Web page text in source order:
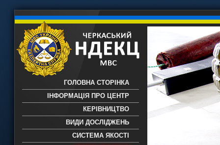
ГОЛОВНА СТОРІНКА
ІНФОРМАЦІЯ ПРО ЦЕНТР
КЕРІВНИЦТВО
ВИДИ ДОСЛІДЖЕНЬ
СИСТЕМА ЯКОСТІ